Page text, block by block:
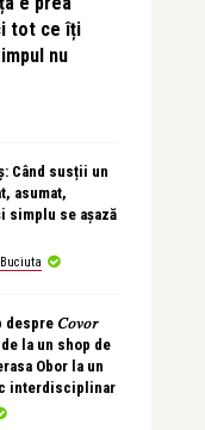
tot ce îți
nu
Când susții un
asumat,
simplu se așază
despre 𝐶𝑜𝑣𝑜𝑟
de la un shop de
Obor la un
interdisciplinar